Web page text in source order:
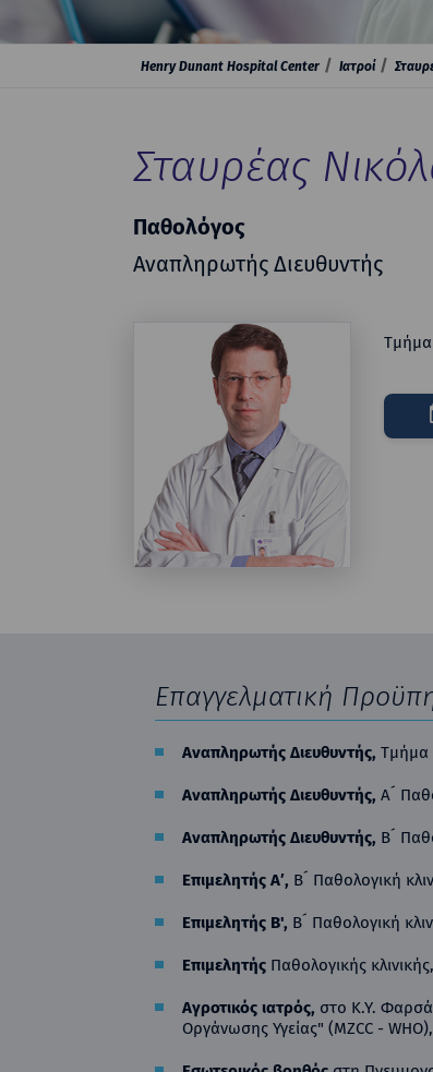
Henry Dunant Hospital Center Ιατροί
Σταυρέας
Παθολόγος
Αναπληρωτής Διευθυντής
Τμήμα
Επαγγελματική
Αναπληρωτής Διευθυντής, Τμήμα
Αναπληρωτής Διευθυντής, A´
Αναπληρωτής Διευθυντής, Β´
Επιμελητής Α′, Β´ Παθολογική
Eπιμελητής Β', Β´ Παθολογική
Επιμελητής Παθολογικής
Αγροτικός ιατρός, στο Κ.Υ.
Οργάνωσης Υγείας" (MZCC -